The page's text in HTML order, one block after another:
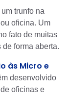
trunfo na
oficina. Um
fato de muitas
forma aberta.
às Micro e
desenvolvido
oficinas e